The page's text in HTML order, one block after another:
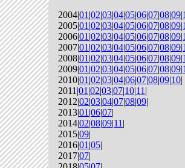
2004|01 |02|03|04|05|06|07|08|09|
2005|01 |02|03|04|05|06|07|08|09|
2006|01 |02|03|04|05|06|07|08|09|
2007|01 |02|03|04|05|06|07|08|09|
2008|01 |02|03|04|05|06|07|08|09|
2009|01 |02|03|04|05|06|07|08|09|
2010|01 |02|03|04|06|07|08|09|10|
2011|01 |02|03|07|10|11 |
2012|02|03|04|07|08|09|
2013|01 |06|07|
2014|02|08|09|11 |
2015|09|
2016|01 |05|
2017|07|